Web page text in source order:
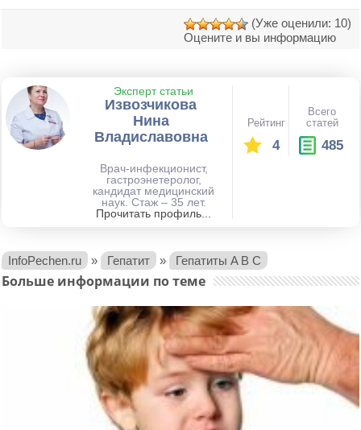
(Уже оценили: 10)
Оцените и вы информацию
Эксперт статьи
Извозчикова
Нина
Владиславовна
Врач-инфекционист,
гастроэнетеролог,
кандидат медицинский
наук. Стаж – 35 лет.
Прочитать профиль...
Рейтинг
4
Всего
статей
485
InfoPechen.ru » Гепатит » Гепатиты A B C
Больше информации по теме